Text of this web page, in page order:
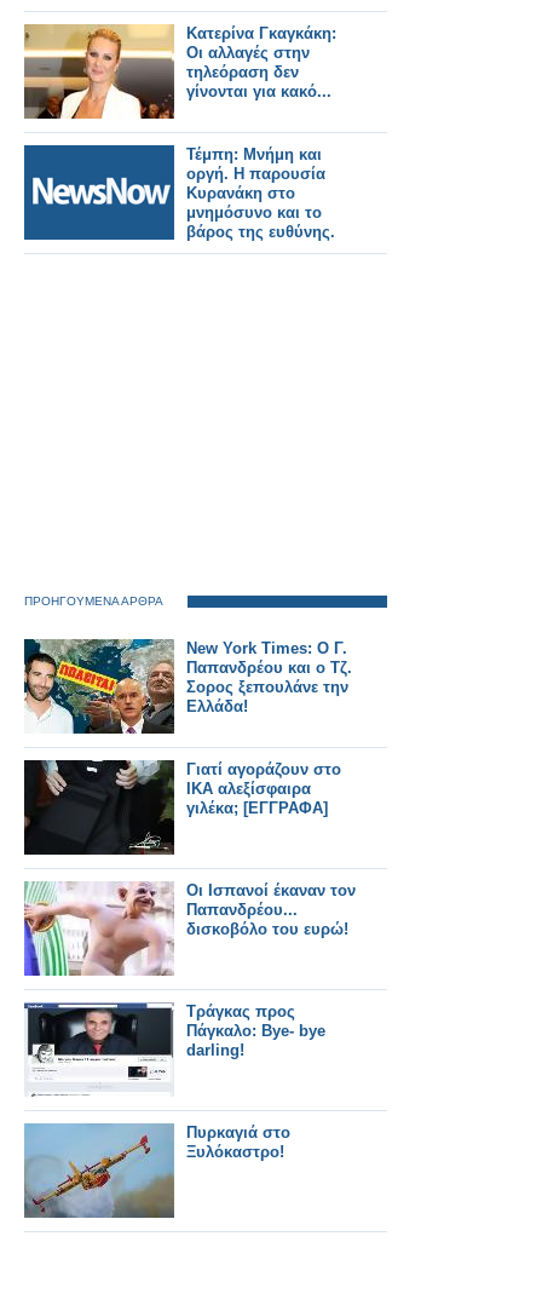
Κατερίνα Γκαγκάκη:
Οι αλλαγές στην
τηλεόραση δεν
γίνονται για κακό...
Τέμπη: Μνήμη και
oργή. Η παρουσία
Κυρανάκη στο
μνημόσυνο και το
βάρος της ευθύνης.
ΠΡΟΗΓΟΥΜΕΝΑ ΑΡΘΡΑ
Νew York Times: O Γ.
Παπανδρέου και ο Τζ.
Σορος ξεπουλάνε την
Ελλάδα!
Γιατί αγοράζουν στο
ΙΚΑ αλεξίσφαιρα
γιλέκα; [ΕΓΓΡΑΦΑ]
Οι Ισπανοί έκαναν τον
Παπανδρέου...
δισκοβόλο του ευρώ!
Τράγκας προς
Πάγκαλο: Bye- bye
darling!
Πυρκαγιά στο
Ξυλόκαστρο!